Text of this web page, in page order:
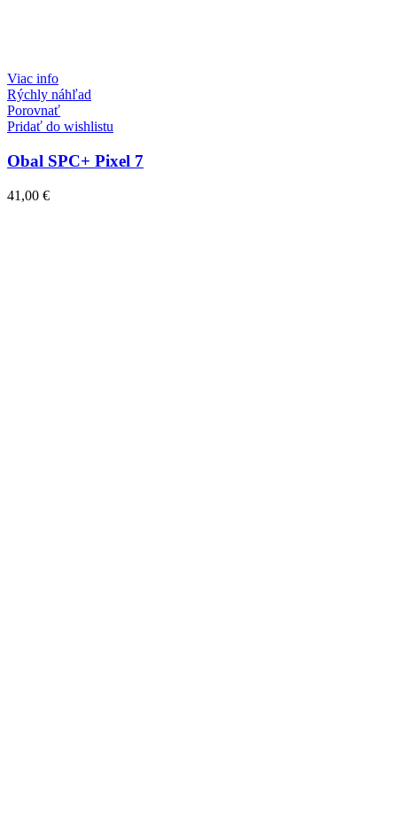
Viac info
Rýchly náhľad
Porovnať
Pridať do wishlistu
Obal SPC+ Pixel 7
41,00 €